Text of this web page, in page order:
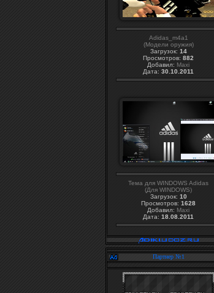
Adidas_m4a1
(Модели оружия)
Загрузок: 14
Просмотров: 882
Добавил: Maxi
Дата: 30.10.2011
Тема для WINDOWS Adidas
(Для WINDOWS)
Загрузок: 10
Просмотров: 1628
Добавил: Maxi
Дата: 18.08.2011
Партнер №1